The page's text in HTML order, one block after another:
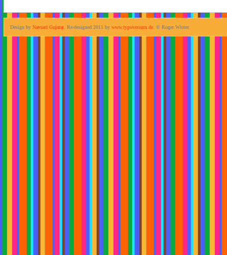
Design by Navsari Gujarat. Re-designed 2011 by www.typoversum.de. © Roger Winter.